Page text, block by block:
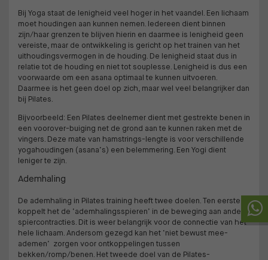
Bij Yoga staat de lenigheid veel hoger in het vaandel. Een lichaam
moet houdingen aan kunnen nemen. Iedereen dient binnen
zijn/haar grenzen te blijven hierin en daarmee is lenigheid geen
vereiste, maar de ontwikkeling is gericht op het trainen van het
uithoudingsvermogen in de houding. De lenigheid staat dus in
relatie tot de houding en niet tot souplesse. Lenigheid is dus een
voorwaarde om een asana optimaal te kunnen uitvoeren.
Daarmee is het geen doel op zich, maar wel veel belangrijker dan
bij Pilates.
Bijvoorbeeld: Een Pilates deelnemer dient met gestrekte benen in
een voorover-buiging net de grond aan te kunnen raken met de
vingers. Deze mate van hamstrings-lengte is voor verschillende
yogahoudingen (asana’s) een belemmering. Een Yogi dient
leniger te zijn.
Ademhaling
De ademhaling in Pilates training heeft twee doelen. Ten eerste
koppelt het de ‘ademhalingsspieren’ in de beweging aan andere
spiercontracties. Dit is weer belangrijk voor de connectie van het
hele lichaam. Andersom gezegd kan het ‘niet bewust mee-
ademen’ zorgen voor ontkoppelingen tussen
bekken/romp/benen. Het tweede doel van de Pilates-